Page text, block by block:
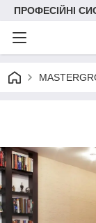
ПРОФЕСІЙНІ